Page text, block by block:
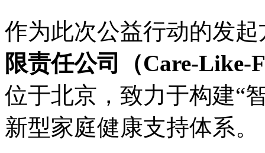
作为此次公益行动的发起
限责任公司
（Care-Like-
位于北京，致力于构建“
新型家庭健康支持体系。